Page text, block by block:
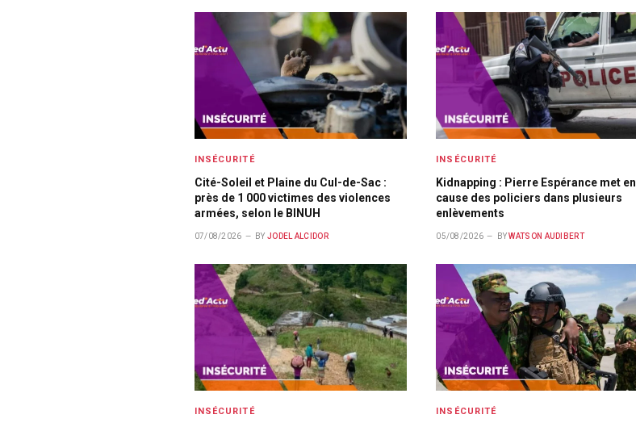
INSÉCURITÉ
Cité-Soleil et Plaine du Cul-de-Sac :
près de 1 000 victimes des violences
armées, selon le BINUH
07/08/2026 BY JODEL ALCIDOR
INSÉCURITÉ
Kidnapping : Pierre Espérance met en
cause des policiers dans plusieurs
enlèvements
05/08/2026 BY WATSON AUDIBERT
INSÉCURITÉ INSÉCURITÉ